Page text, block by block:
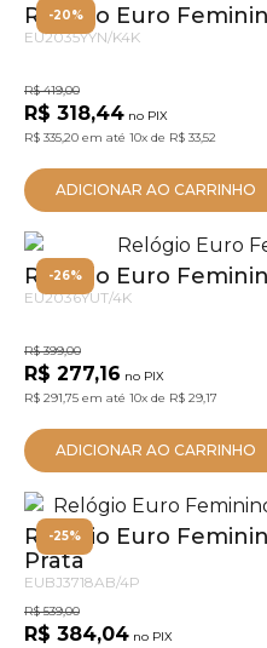
-20%
Relógio Euro
EU2035YYN/K4K
R$ 419,00
R$ 318,44 no PIX
R$ 335,20 em até 10x de R$ 33,52
ADICIONAR AO CARRINHO
-26%
Relógio Euro
EU2036YUT/4K
R$ 399,00
R$ 277,16 no PIX
R$ 291,75 em até 10x de R$ 29,17
ADICIONAR AO CARRINHO
-25%
Relógio Euro
Prata
EUBJ3718AB/4P
R$ 539,00
R$ 384,04 no PIX